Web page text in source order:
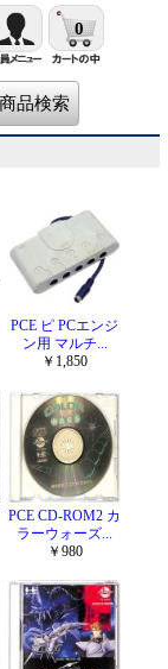
0
PCE ピ PCエンジ
ン用 マルチ...
￥1,850
PCE CD-ROM2 カ
ラーウォーズ...
￥980